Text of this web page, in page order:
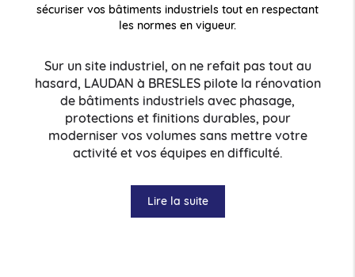
sécuriser vos bâtiments industriels tout en respectant
les normes en vigueur.
Sur un site industriel, on ne refait pas tout au
hasard, LAUDAN à BRESLES pilote la rénovation
de bâtiments industriels avec phasage,
protections et finitions durables, pour
moderniser vos volumes sans mettre votre
activité et vos équipes en difficulté.
Lire la suite